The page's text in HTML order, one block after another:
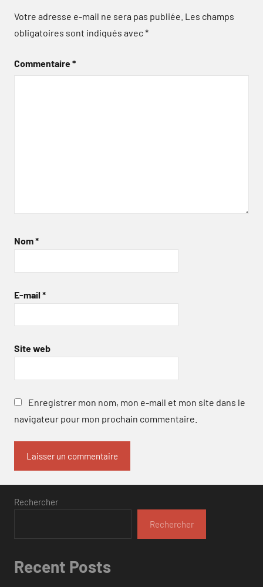
Votre adresse e-mail ne sera pas publiée. Les champs
obligatoires sont indiqués avec*
Commentaire*
Nom*
E-mail *
Site web
Enregistrer mon nom, mon e-mail et mon site dans le
navigateur pour mon prochain commentaire.
Rechercher
Rechercher
Recent Posts